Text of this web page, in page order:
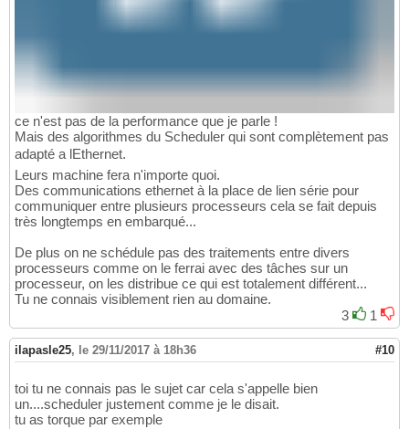
ce n'est pas de la performance que je parle !
Mais des algorithmes du Scheduler qui sont complètement pas
adapté a lEthernet.
Leurs machine fera n'importe quoi.
Des communications ethernet à la place de lien série pour
communiquer entre plusieurs processeurs cela se fait depuis
très longtemps en embarqué...
De plus on ne schédule pas des traitements entre divers
processeurs comme on le ferrai avec des tâches sur un
processeur, on les distribue ce qui est totalement différent...
Tu ne connais visiblement rien au domaine.
3
1
ilapasle25, le 29/11/2017 à 18h36 #10
toi tu ne connais pas le sujet car cela s'appelle bien
un....scheduler justement comme je le disait.
tu as torque par exemple